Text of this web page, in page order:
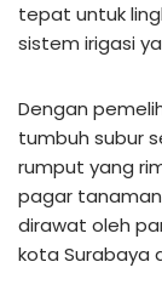
tepat untuk
sistem irigasi
Dengan
tumbuh subur
rumput yang
pagar
dirawat oleh
kota Surabaya